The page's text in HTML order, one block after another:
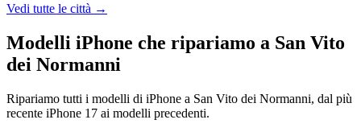
Vedi tutte le città →
Modelli iPhone che ripariamo a San Vito
dei Normanni
Ripariamo tutti i modelli di iPhone a San Vito dei Normanni, dal più
recente iPhone 17 ai modelli precedenti.